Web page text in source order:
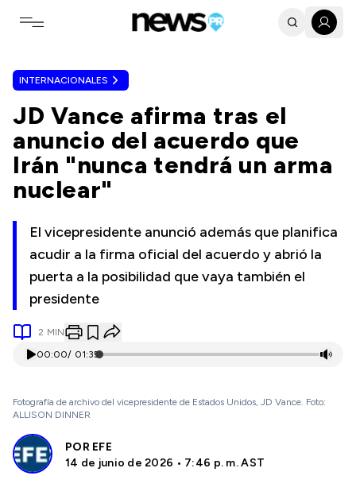
Toggle navigation menu
INTERNACIONALES
JD Vance afirma tras el
anuncio del acuerdo que
Irán "nunca tendrá un arma
nuclear"
El vicepresidente anunció además que planifica
acudir a la firma oficial del acuerdo y abrió la
puerta a la posibilidad que vaya también el
presidente
2 MIN
00:00/ 01:35
Fotografía de archivo del vicepresidente de Estados Unidos, JD Vance. Foto:
ALLISON DINNER
POR EFE
14 de junio de 2026 • 7:46 p. m. AST